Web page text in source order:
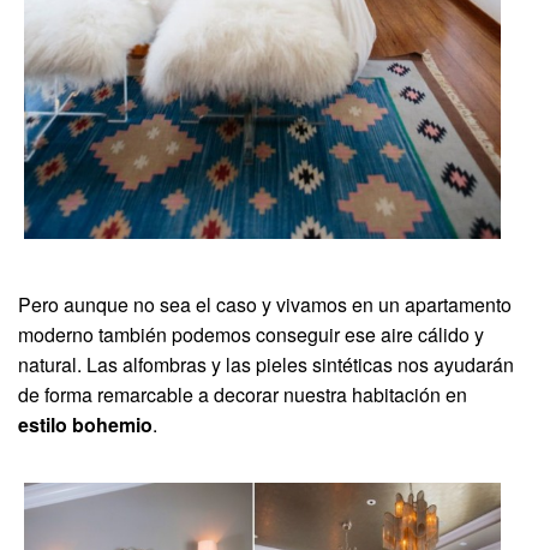
Pero aunque no sea el caso y vivamos en un apartamento
moderno también podemos conseguir ese aire cálido y
natural. Las alfombras y las pieles sintéticas nos ayudarán
de forma remarcable a decorar nuestra habitación en
estilo bohemio.